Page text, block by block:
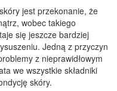
jest przekonanie, że
wobec takiego
się jeszcze bardziej
Jedną z przyczyn
z nieprawidłowym
we wszystkie składniki
skóry.